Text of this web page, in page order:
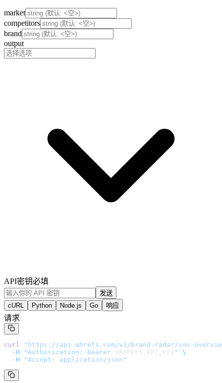
market
competitors
brand
output
API密钥必填
发送
cURL
Python Node.js Go 响应
请求
curl " https://api.ahrefs.com/v3/brand-radar/sov-
  -H
"Authorization: Bearer $AHREFS_API_KEY "
\
  -H
"Accept: application/json"